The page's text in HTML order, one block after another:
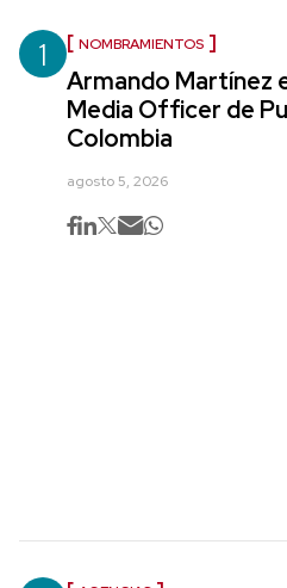
1 NOMBRAMIENTOS
Armando Martínez
Media Officer de
Colombia
agosto 5, 2026